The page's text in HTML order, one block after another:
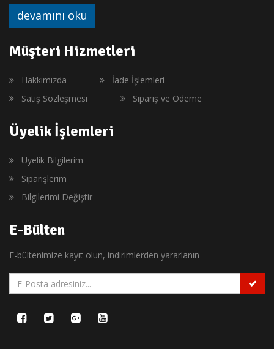
devamını oku
Müşteri Hizmetleri
Hakkımızda
İade İşlemleri
Satış Sözleşmesi
Sipariş ve Ödeme
Üyelik İşlemleri
Üyelik Bilgilerim
Siparişlerim
Bilgilerimi Değiştir
E-Bülten
E-bültenimize kayıt olun, indirimlerden yararlanın